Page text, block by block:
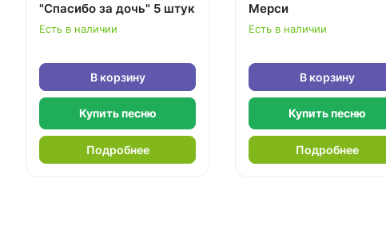
"Спасибо за дочь" 5 штук
Есть в наличии
В корзину
Купить песню
Подробнее
Мерси
Есть в наличии
В корзину
Купить песню
Подробнее